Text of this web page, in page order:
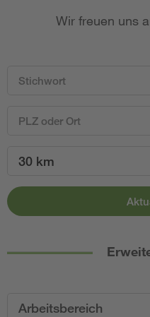
Wir freuen uns
30 km
Arbeitsbereich